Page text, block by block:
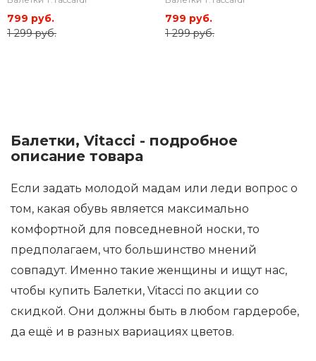
799 руб.
1 299 руб.
799 руб.
1 299 руб.
Балетки, Vitacci - подробное
описание товара
Если задать молодой мадам или леди вопрос о
том, какая обувь является максимально
комфортной для повседневной носки, то
предполагаем, что большинство мнений
совпадут. Именно такие женщины и ищут нас,
чтобы купить Балетки, Vitacci по акции со
скидкой. Они должны быть в любом гардеробе,
да ещё и в разных вариациях цветов.